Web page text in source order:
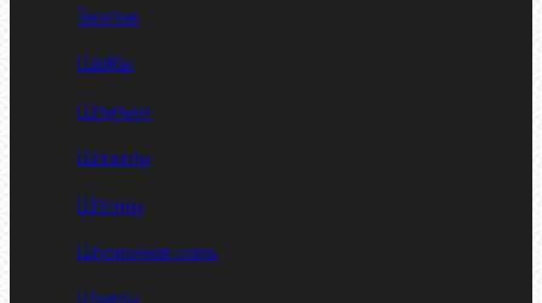
Такелаж
Шайбы
Шпильки
Шплинты
Шпонки
Шпоночная сталь